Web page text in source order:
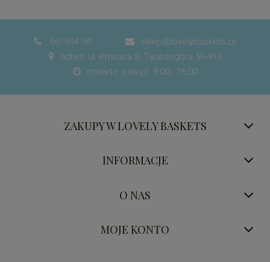
 661954181  sklep@lovelybaskets.pl
 adres: ul. Kmicica 8, Twardogóra 56-416
 otwarte: pon-pt: 8:00 - 16:00
ZAKUPY W LOVELY BASKETS
INFORMACJE
O NAS
MOJE KONTO